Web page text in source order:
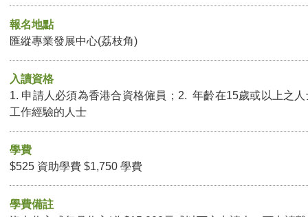
報名地點
匯縱專業發展中心(荔枝角)
入讀資格
1. 申請人必須為香港合資格僱員；2. 年齡在15歲或以上之
工作經驗的人士
學費
$525 資助學費 $1,750 學費
學費備註